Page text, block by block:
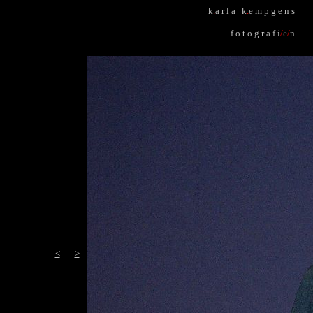
k.a r l a k.e m p g e n s
f o t o g r a f i/e/n
< >